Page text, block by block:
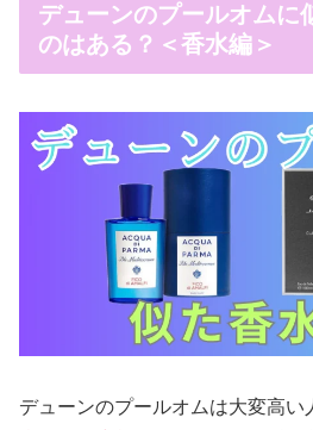
デューンのプールオムに
のはある？＜香水編＞
デューンのプールオムは大変高い